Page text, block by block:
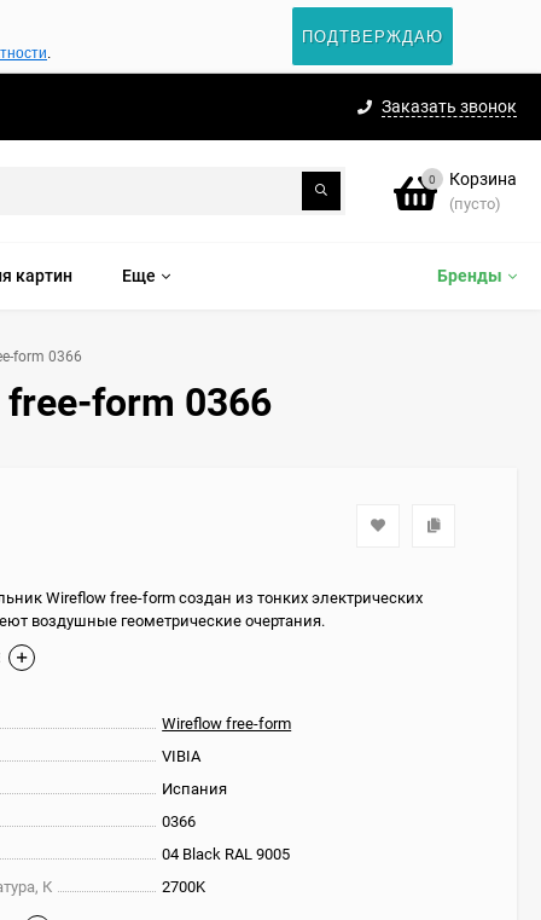
ПОДТВЕРЖДАЮ
Заказать звонок
0 Корзина
(пусто)
Бренды
картин Еще
form 0366
free-form 0366
Wireflow free-form создан из тонких электрических
воздушные геометрические очертания.
Wireflow free-form
VIBIA
Испания
0366
04 Black RAL 9005
К
2700K